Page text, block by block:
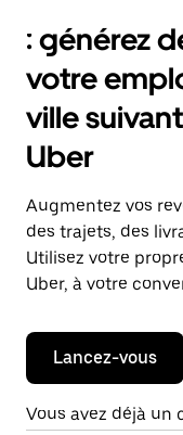
: générez
votre
ville
Uber
Augmentez vos
des trajets, des
Utilisez votre
Uber, à votre
Lancez-vous
Vous avez déjà un